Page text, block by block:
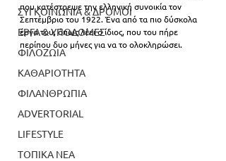
ΣΥΓΚΟΙΝΩΝΙΑ & ΔΡΟΜΟΙ
ΕΡΓΑ & ΥΠΟΔΟΜΕΣ
ΦΙΛΟΖΩΙΑ
ΚΑΘΑΡΙΟΤΗΤΑ
ΦΙΛΑΝΘΡΩΠΙΑ
ADVERTORIAL
LIFESTYLE
ΤΟΠΙΚΑ ΝΕΑ
που κατέστρεψε την ελληνική συνοικία τον
Σεπτέμβριο του 1922. Ένα από τα πιο δύσκολα
έργα του, όπως λέει ο ίδιος, που του πήρε
περίπου δυο μήνες για να το ολοκληρώσει.